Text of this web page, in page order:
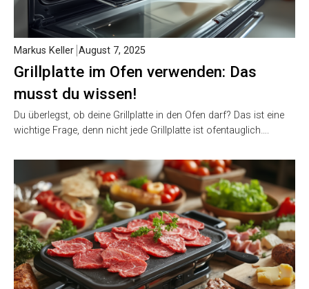
Grillplatte im Ofen verwenden: Das
musst du wissen!
Markus Keller August 7, 2025
Du überlegst, ob deine Grillplatte in den Ofen darf? Das ist eine
wichtige Frage, denn nicht jede Grillplatte ist ofentauglich….